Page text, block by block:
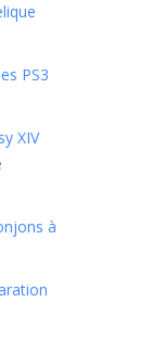
PS3
XIV
à